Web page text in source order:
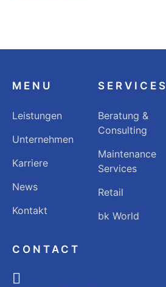
MENU
Leistungen
Unternehmen
Karriere
News
Kontakt
SERVICES
Beratung &
Consulting
Maintenance
Services
Retail
bk World
CONTACT